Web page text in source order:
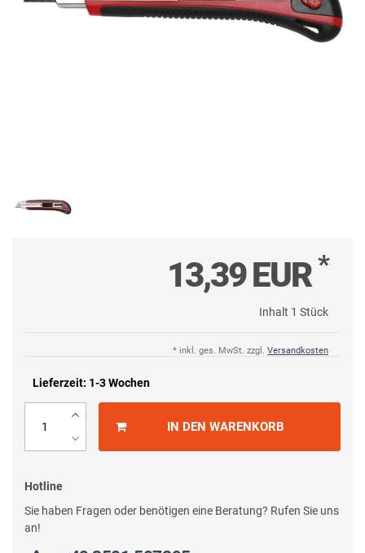
13,39 EUR*
Inhalt 1 Stück
* inkl. ges. MwSt. zzgl. Versandkosten
Lieferzeit: 1-3 Wochen
IN DEN WARENKORB
Hotline
Sie haben Fragen oder benötigen eine Beratung? Rufen Sie uns
an!